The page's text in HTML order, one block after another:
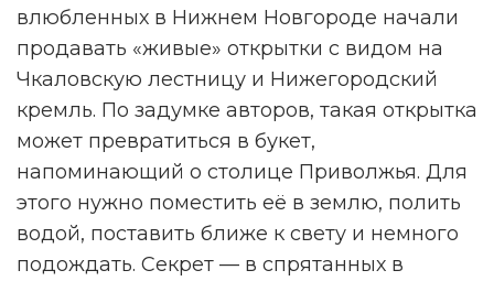
влюбленных в Нижнем Новгороде начали
продавать «живые» открытки с видом на
Чкаловскую лестницу и Нижегородский
кремль. По задумке авторов, такая открытка
может превратиться в букет,
напоминающий о столице Приволжья. Для
этого нужно поместить её в землю, полить
водой, поставить ближе к свету и немного
подождать. Секрет — в спрятанных в